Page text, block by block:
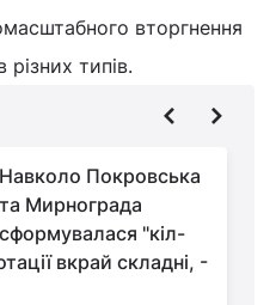
вторгнення
типів.
Навколо Покровська
та Мирнограда
сформувалася "кіл-
вкрай складні, -